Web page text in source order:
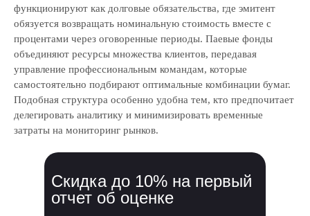
функционируют как долговые обязательства, где эмитент
обязуется возвращать номинальную стоимость вместе с
процентами через оговоренные периоды. Паевые фонды
объединяют ресурсы множества клиентов, передавая
управление профессиональным командам, которые
самостоятельно подбирают оптимальные комбинации бумаг.
Подобная структура особенно удобна тем, кто предпочитает
делегировать аналитику и минимизировать временные
затраты на мониторинг рынков.
Скидка до 10% на первый
отчет об оценке